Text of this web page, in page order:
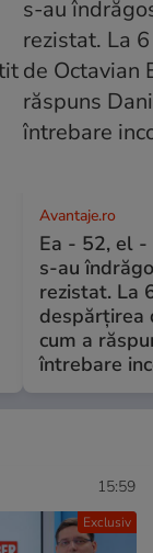
Avantaje.ro
Ea - 52, el -
s-au
rezistat. La
despărțirea
cum a
întrebare
Exclusiv
15:59